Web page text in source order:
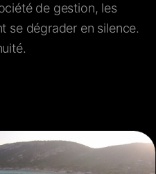
de gestion, les
se dégrader en silence.